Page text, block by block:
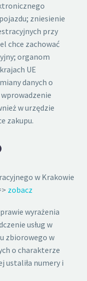
zniesienie
przy
chce zachować
organom
UE
danych o
w urzędzie
zakupu.
w Krakowie
zobacz
wyrażenia
usług w
zbiorowego w
o charakterze
ustaliła numery i